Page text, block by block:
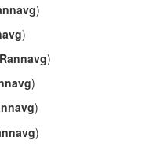
)
)
Rannavg)
)
)
)